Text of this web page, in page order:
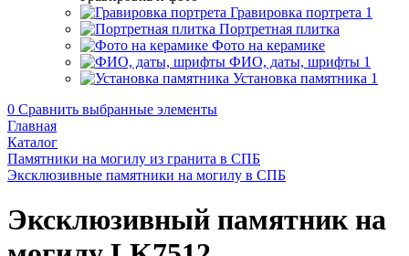
Гравировка портрета 1
Портретная плитка
Фото на керамике
ФИО, даты, шрифты 1
Установка памятника 1
0 Сравнить выбранные элементы
Главная
Каталог
Памятники на могилу из гранита в СПБ
Эксклюзивные памятники на могилу в СПБ
Эксклюзивный памятник на